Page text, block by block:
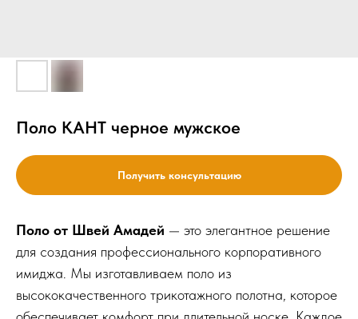
Поло КАНТ черное мужское
Получить консультацию
Поло от Швей Амадей — это элегантное решение
для создания профессионального корпоративного
имиджа. Мы изготавливаем поло из
высококачественного трикотажного полотна, которое